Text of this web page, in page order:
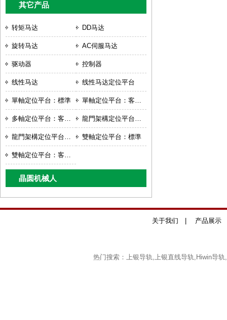
其它产品
转矩马达 DD马达
旋转马达 AC伺服马达
驱动器 控制器
线性马达 线性马达定位平台
單軸定位平台：標準 單軸定位平台：客製化
多軸定位平台：客製化 龍門架構定位平台：標準
龍門架構定位平台：客製化 雙軸定位平台：標準
雙軸定位平台：客製化
晶圆机械人
关于我们 产品展示
热门搜索：上银导轨,上银直线导轨,Hiwin导